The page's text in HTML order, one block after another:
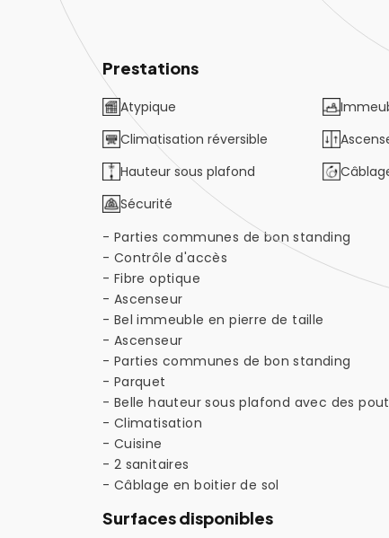
Prestations
Atypique
Climatisation réversible
Hauteur sous plafond
Sécurité
- Parties communes de bon standing
- Contrôle d'accès
- Fibre optique
- Ascenseur
- Bel immeuble en pierre de taille
- Ascenseur
- Parties communes de bon standing
- Parquet
- Belle hauteur sous plafond avec des
- Climatisation
- Cuisine
- 2 sanitaires
- Câblage en boitier de sol
Surfaces disponibles